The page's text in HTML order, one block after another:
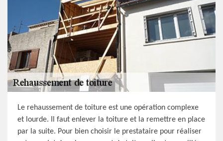
Le rehaussement de toiture est une opération complexe
et lourde. Il faut enlever la toiture et la remettre en place
par la suite. Pour bien choisir le prestataire pour réaliser